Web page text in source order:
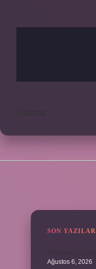
SON YAZILAR
Ağustos 6, 2026